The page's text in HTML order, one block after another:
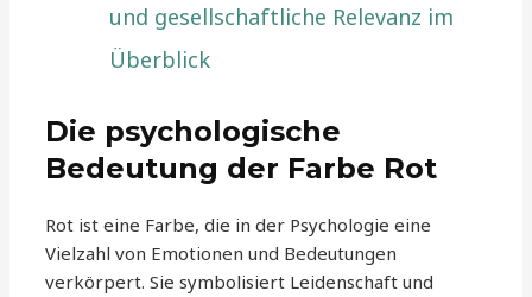
und gesellschaftliche Relevanz im
Überblick
Die psychologische
Bedeutung der Farbe Rot
Rot ist eine Farbe, die in der Psychologie eine
Vielzahl von Emotionen und Bedeutungen
verkörpert. Sie symbolisiert Leidenschaft und